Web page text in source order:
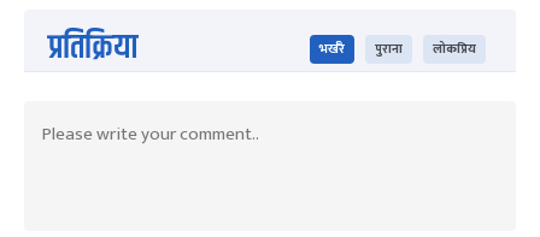
प्रतिक्रिया भर्खरै पुराना लोकप्रिय